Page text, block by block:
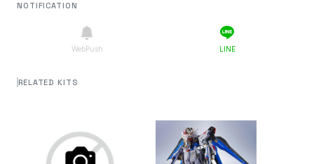
NOTIFICATION
WebPush LINE
RELATED KITS